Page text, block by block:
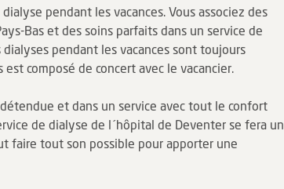
pendant les vacances. Vous associez des
Bas et des soins parfaits dans un service de
pendant les vacances sont toujours
composé de concert avec le vacancier.
et dans un service avec tout le confort
de dialyse de l´hôpital de Deventer se fera un
faire tout son possible pour apporter une